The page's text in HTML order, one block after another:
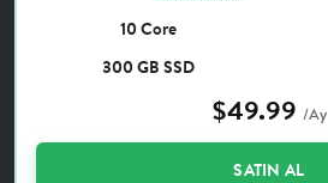
10 Core
300 GB SSD
$49.99 /Ay
SATIN AL